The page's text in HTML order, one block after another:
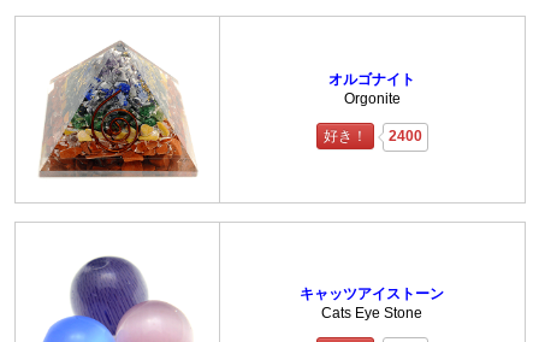
オルゴナイト
Orgonite
好き！ 2400
キャッツアイストーン
Cats Eye Stone